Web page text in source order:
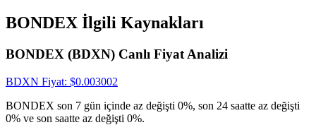
BONDEX İlgili Kaynakları
BONDEX (BDXN) Canlı Fiyat Analizi
BDXN Fiyat: $0.003002
BONDEX son 7 gün içinde az değişti 0%, son 24 saatte az değişti
0% ve son saatte az değişti 0%.